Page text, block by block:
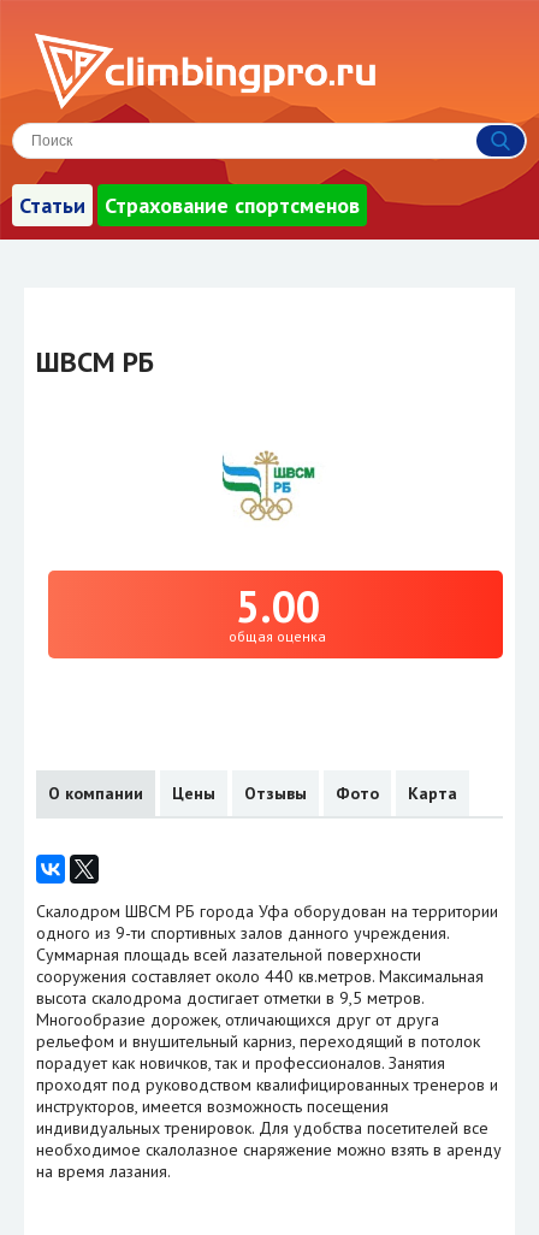
Статьи Страхование спортсменов
ШВСМ РБ
5.00
общая оценка
О компании Цены Отзывы Фото Карта
Скалодром ШВСМ РБ города Уфа оборудован на территории
одного из 9-ти спортивных залов данного учреждения.
Суммарная площадь всей лазательной поверхности
сооружения составляет около 440 кв.метров. Максимальная
высота скалодрома достигает отметки в 9,5 метров.
Многообразие дорожек, отличающихся друг от друга
рельефом и внушительный карниз, переходящий в потолок
порадует как новичков, так и профессионалов. Занятия
проходят под руководством квалифицированных тренеров и
инструкторов, имеется возможность посещения
индивидуальных тренировок. Для удобства посетителей все
необходимое скалолазное снаряжение можно взять в аренду
на время лазания.